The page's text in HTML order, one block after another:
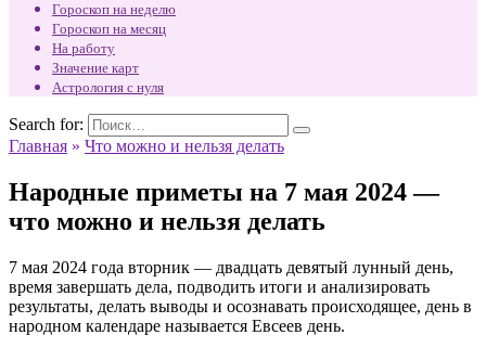
Гороскоп на неделю
Гороскоп на месяц
На работу
Значение карт
Астрология с нуля
Search for:
Главная » Что можно и нельзя делать
Народные приметы на 7 мая 2024 —
что можно и нельзя делать
7 мая 2024 года вторник — двадцать девятый лунный день,
время завершать дела, подводить итоги и анализировать
результаты, делать выводы и осознавать происходящее, день в
народном календаре называется Евсеев день.